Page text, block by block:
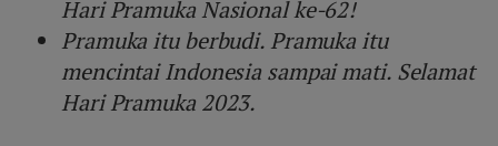
Hari Pramuka Nasional ke-62!
Pramuka itu berbudi. Pramuka itu
mencintai Indonesia sampai mati. Selamat
Hari Pramuka 2023.